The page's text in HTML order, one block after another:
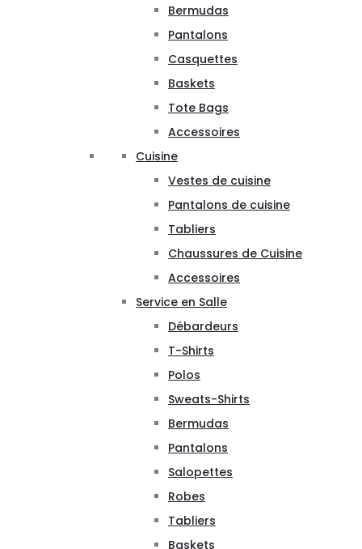
Bermudas
Pantalons
Casquettes
Baskets
Tote Bags
Accessoires
Cuisine
Vestes de cuisine
Pantalons de cuisine
Tabliers
Chaussures de Cuisine
Accessoires
Service en Salle
Débardeurs
T-Shirts
Polos
Sweats-Shirts
Bermudas
Pantalons
Salopettes
Robes
Tabliers
Baskets